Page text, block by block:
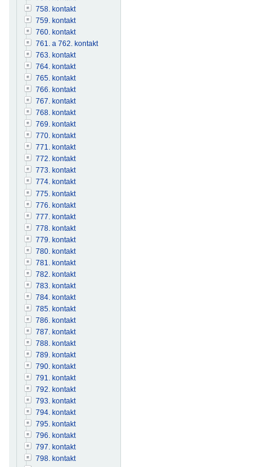
758. kontakt
759. kontakt
760. kontakt
761. a 762. kontakt
763. kontakt
764. kontakt
765. kontakt
766. kontakt
767. kontakt
768. kontakt
769. kontakt
770. kontakt
771. kontakt
772. kontakt
773. kontakt
774. kontakt
775. kontakt
776. kontakt
777. kontakt
778. kontakt
779. kontakt
780. kontakt
781. kontakt
782. kontakt
783. kontakt
784. kontakt
785. kontakt
786. kontakt
787. kontakt
788. kontakt
789. kontakt
790. kontakt
791. kontakt
792. kontakt
793. kontakt
794. kontakt
795. kontakt
796. kontakt
797. kontakt
798. kontakt